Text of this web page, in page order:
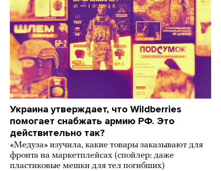
Украина утверждает, что Wildberries
помогает снабжать армию РФ. Это
действительно так?
«Медуза» изучила, какие товары заказывают для
фронта на маркетплейсах (спойлер: даже
пластиковые мешки для тел погибших)